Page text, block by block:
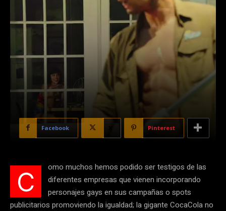
Facebook Pinterest
C
omo muchos hemos podido ser testigos de las
diferentes empresas que vienen incorporando
personajes gays en sus campañas o spots
publicitarios promoviendo la igualdad; la gigante CocaCola no